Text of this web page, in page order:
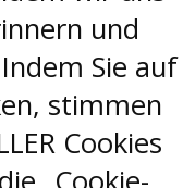
und
Sie auf
stimmen
Cookies